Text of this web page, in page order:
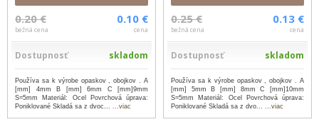
0.20 €
bežná cena
0.10 €
cena
Dostupnosť skladom
Používa sa k výrobe opaskov , obojkov . A
[mm] 4mm B [mm] 6mm C [mm]9mm
S=5mm Materiál: Ocel Povrchová úprava:
Poniklované Skladá sa z dvoc...
...viac
0.25 €
bežná cena
0.13 €
cena
Dostupnosť skladom
Používa sa k výrobe opaskov , obojkov . A
[mm] 5mm B [mm] 8mm C [mm]10mm
S=5mm Materiál: Ocel Povrchová úprava:
Poniklované Skladá sa z dvo...
...viac